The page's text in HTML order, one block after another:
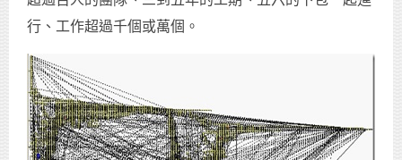
行、工作超過千個或萬個。